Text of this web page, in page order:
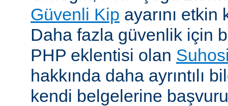
Güvenli Kip ayarını etkin
Daha fazla güvenlik için
PHP eklentisi olan
hakkında daha ayrıntılı
kendi belgelerine